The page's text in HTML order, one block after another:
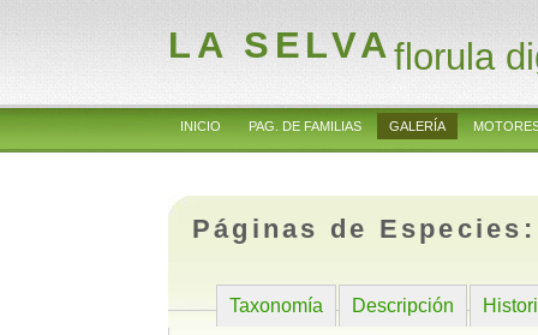
LA SELVAflorula
INICIO PAG. DE FAMILIAS GALERÍA
Páginas de
Taxonomía Descripción